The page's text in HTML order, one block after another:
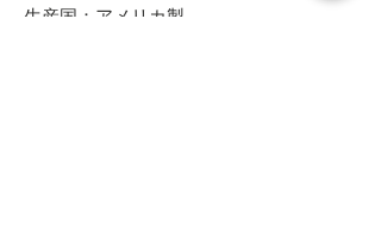
生産国：アメリカ製